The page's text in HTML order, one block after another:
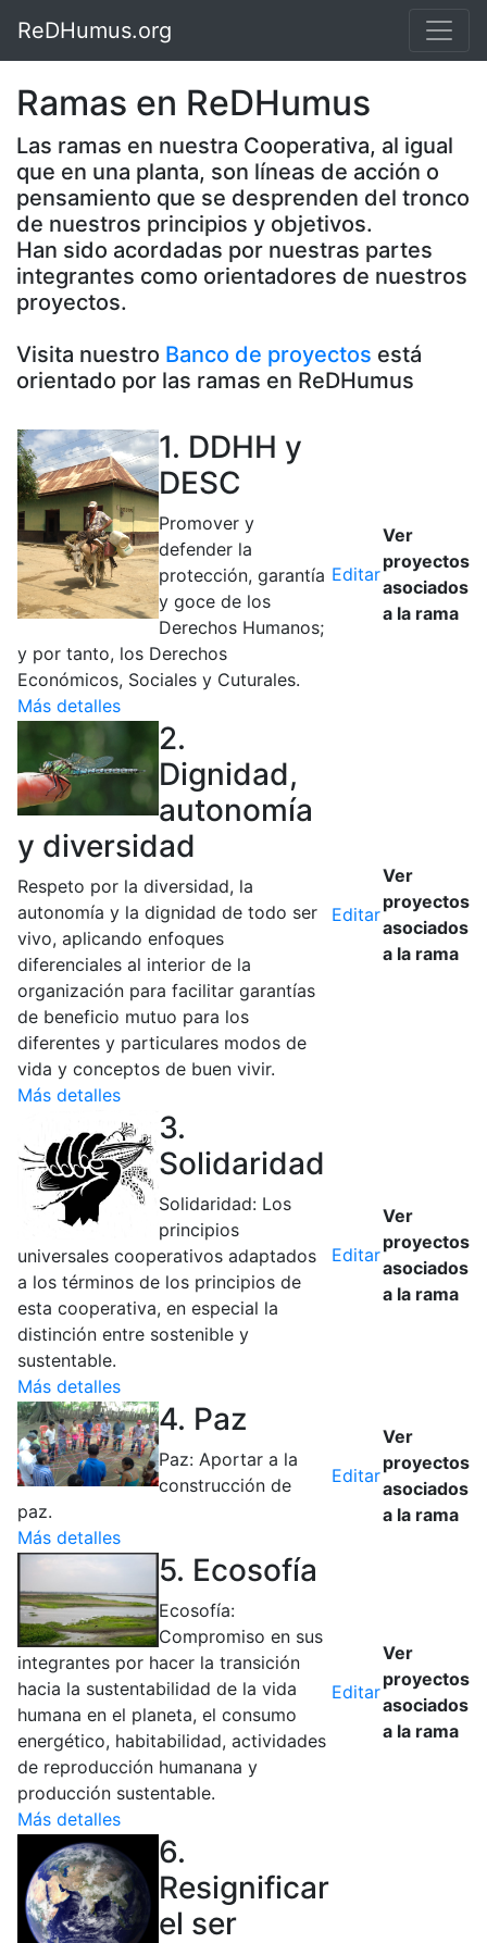
ReDHumus.org
Ramas en ReDHumus
Las ramas en nuestra Cooperativa, al igual
que en una planta, son líneas de acción o
pensamiento que se desprenden del tronco
de nuestros principios y objetivos.
Han sido acordadas por nuestras partes
integrantes como orientadores de nuestros
proyectos.
Visita nuestro Banco de proyectos está
orientado por las ramas en ReDHumus
1. DDHH y
DESC
Promover y
defender la
protección, garantía
y goce de los
Derechos Humanos;
y por tanto, los Derechos
Económicos, Sociales y Cuturales.
Más detalles
Editar
Ver
proyectos
asociados
a la rama
2.
Dignidad,
autonomía
y diversidad
Respeto por la diversidad, la
autonomía y la dignidad de todo ser
vivo, aplicando enfoques
diferenciales al interior de la
organización para facilitar garantías
de beneficio mutuo para los
diferentes y particulares modos de
vida y conceptos de buen vivir.
Más detalles
Editar
Ver
proyectos
asociados
a la rama
3.
Solidaridad
Solidaridad: Los
principios
universales cooperativos adaptados
a los términos de los principios de
esta cooperativa, en especial la
distinción entre sostenible y
sustentable.
Más detalles
Editar
Ver
proyectos
asociados
a la rama
4. Paz
Paz: Aportar a la
construcción de
paz.
Más detalles
Editar
Ver
proyectos
asociados
a la rama
5. Ecosofía
Ecosofía:
Compromiso en sus
integrantes por hacer la transición
hacia la sustentabilidad de la vida
humana en el planeta, el consumo
energético, habitabilidad, actividades
de reproducción humanana y
producción sustentable.
Más detalles
Editar
Ver
proyectos
asociados
a la rama
6.
Resignificar
el ser